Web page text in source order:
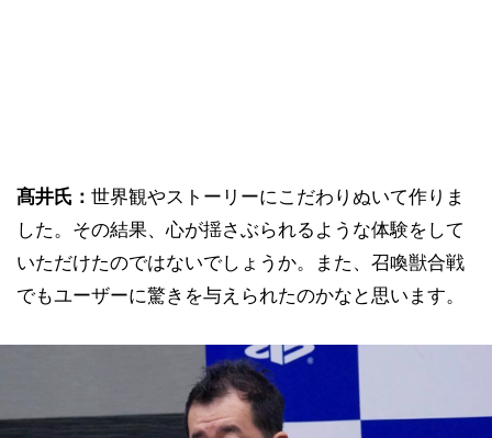
髙井氏： 世界観やストーリーにこだわりぬいて作りま
した。その結果、心が揺さぶられるような体験をして
いただけたのではないでしょうか。また、召喚獣合戦
でもユーザーに驚きを与えられたのかなと思います。